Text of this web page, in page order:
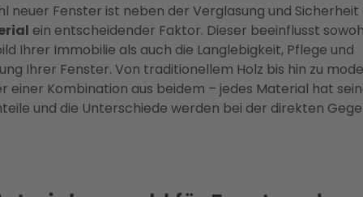
neuer Fenster ist neben der Verglasung und Sicherheit
ein entscheidender Faktor. Dieser beeinflusst
Ihrer Immobilie als auch die Langlebigkeit, Pflege und
Ihrer Fenster. Von traditionellem Holz bis hin zu
einer Kombination aus beidem – jedes Material hat
und die Unterschiede werden bei der direkten